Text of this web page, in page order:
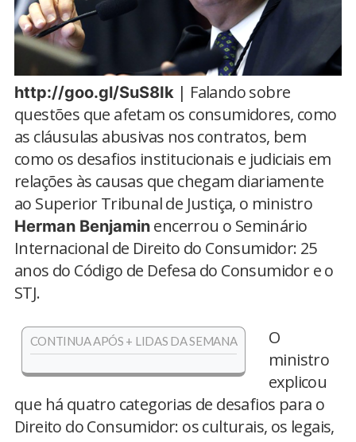
http://goo.gl/SuS8Ik | Falando sobre
questões que afetam os consumidores, como
as cláusulas abusivas nos contratos, bem
como os desafios institucionais e judiciais em
relações às causas que chegam diariamente
ao Superior Tribunal de Justiça, o ministro
Herman Benjamin encerrou o Seminário
Internacional de Direito do Consumidor: 25
anos do Código de Defesa do Consumidor e o
STJ.
CONTINUA APÓS + LIDAS DA SEMANA
O
ministro
explicou
que há quatro categorias de desafios para o
Direito do Consumidor: os culturais, os legais,